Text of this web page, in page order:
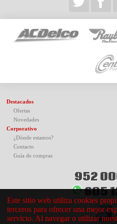
Destacados
Ofertas
Novedades
Corporativo
¿Dónde estamos?
Contacto
Guía de compras
952
605
Este sitio web utiliza cookies
terceros para ofrecer una mejor
servicio. Al navegar o utilizar